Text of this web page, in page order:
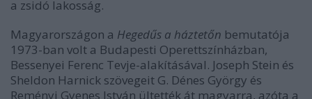
a zsidó lakosság.
Magyarországon a Hegedűs a háztetőn bemutatója
1973-ban volt a Budapesti Operettszínházban,
Bessenyei Ferenc Tevje-alakításával. Joseph Stein és
Sheldon Harnick szövegeit G. Dénes György és
Reményi Gyenes István ültették át magyarra, azóta a